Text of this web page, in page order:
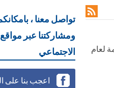

لعام
تواصل معنا ،
ومشاركتنا عبر
الاجتماعي
اعجب بنا على